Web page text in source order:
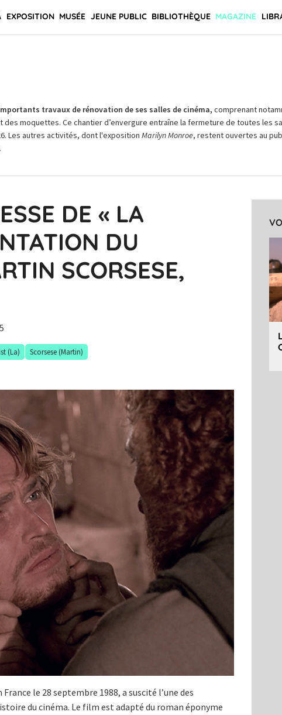
EXPOSITION MUSÉE JEUNE PUBLIC BIBLIOTHÈQUE MAGAZINE
travaux de rénovation de ses salles de cinéma, comprenant
des moquettes. Ce chantier d’envergure entraîne la fermeture de toutes les
Les autres activités, dont l'exposition Marilyn Monroe, restent ouvertes au
DE « LA
DU
SCORSESE,
(La) Scorsese (Martin)
le 28 septembre 1988, a suscité l’une des
du cinéma. Le film est adapté du roman éponyme